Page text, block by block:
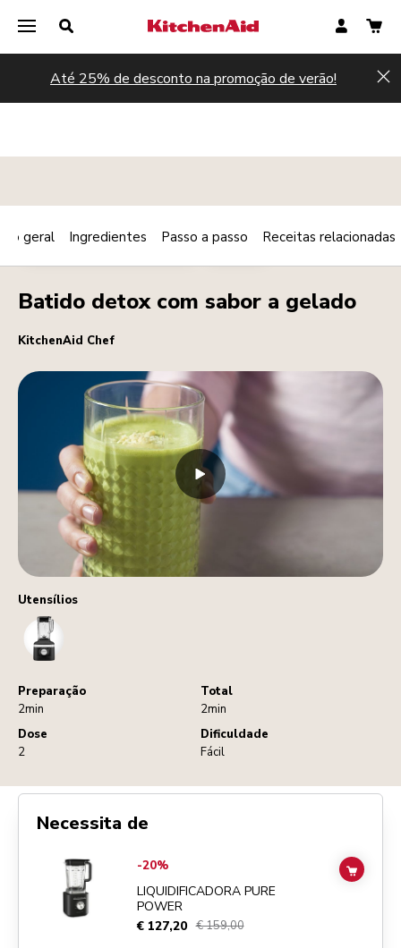
Até 25% de desconto na promoção de verão!
Utensílios
Blender
Preparação
2min
Total
2min
Dose
2
Dificuldade
Fácil
PEQUENO-ALMOÇO/BRUNCH BEBIDAS Print
Batido detox com sabor a gelado
KitchenAid Chef
geral Ingredientes Passo a passo Receitas relacionadas
Necessita de
Go toLiquidificadora Pure Power
-20%
LIQUIDIFICADORA PURE
POWER
€ 127,20 € 159,00
ADD